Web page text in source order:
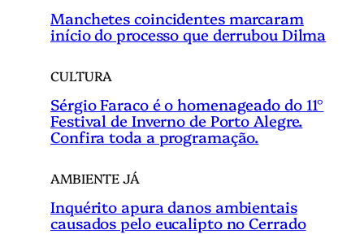
Manchetes coincidentes marcaram
início do processo que derrubou Dilma
CULTURA
Sérgio Faraco é o homenageado do 11°
Festival de Inverno de Porto Alegre.
Confira toda a programação.
AMBIENTE JÁ
Inquérito apura danos ambientais
causados pelo eucalipto no Cerrado